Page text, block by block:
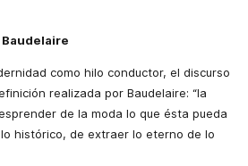
como hilo conductor, el discurso
realizada por Baudelaire: “la
de la moda lo que ésta pueda
histórico, de extraer lo eterno de lo